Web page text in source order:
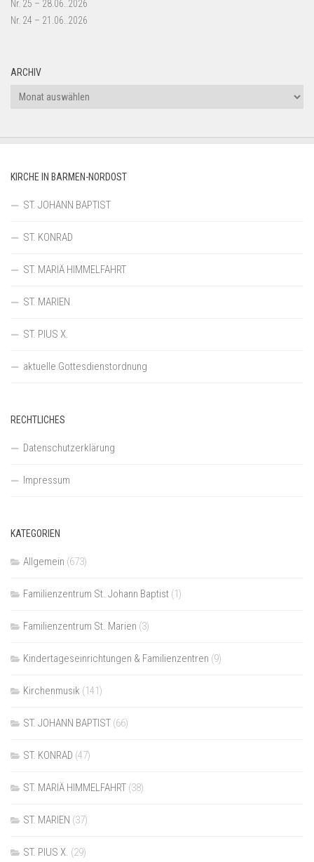
Nr. 25 – 28.06..2026
Nr. 24 – 21.06..2026
ARCHIV
Archiv
KIRCHE IN BARMEN-NORDOST
ST. JOHANN BAPTIST
ST. KONRAD
ST. MARIÄ HIMMELFAHRT
ST. MARIEN
ST. PIUS X.
aktuelle Gottesdienstordnung
RECHTLICHES
Datenschutzerklärung
Impressum
KATEGORIEN
Allgemein (673)
Familienzentrum St. Johann Baptist (1)
Familienzentrum St. Marien (3)
Kindertageseinrichtungen & Familienzentren (9)
Kirchenmusik (141)
ST. JOHANN BAPTIST (66)
ST. KONRAD (47)
ST. MARIÄ HIMMELFAHRT (38)
ST. MARIEN (37)
ST. PIUS X. (29)